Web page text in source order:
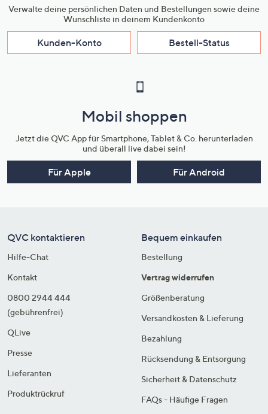
rechts,
Verwalte deine persönlichen Daten und Bestellungen sowie deine
Wunschliste in deinem Kundenkonto
Kunden-Konto Bestell-Status
Mobil shoppen
Jetzt die QVC App für Smartphone, Tablet & Co. herunterladen
und überall live dabei sein!
Für Apple Für Android
QVC kontaktieren
Hilfe-Chat
Kontakt
0800 2944 444
(gebührenfrei)
QLive
Presse
Lieferanten
Produktrückruf
Bequem einkaufen
Bestellung
Vertrag widerrufen
Größenberatung
Versandkosten & Lieferung
Bezahlung
Rücksendung & Entsorgung
Sicherheit & Datenschutz
FAQs - Häufige Fragen